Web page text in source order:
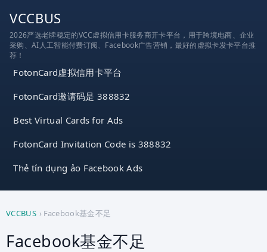
VCCBUS
2026严选老牌稳定的VCC虚拟信用卡服务商开卡平台，用于跨境电商、企业
采购、AI人工智能付费订阅、Facebook广告营销，最好的虚拟卡发卡平台推
荐！
FotonCard虚拟信用卡平台
FotonCard邀请码是 388832
Best Virtual Cards for Ads
FotonCard Invitation Code is 388832
Thẻ tín dụng ảo Facebook Ads
VCCBUS › Facebook基金不足
Facebook基金不足